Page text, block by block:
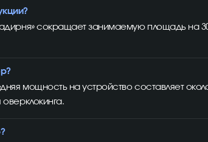
сокращает занимаемую площадь на
мощность на устройство составляет